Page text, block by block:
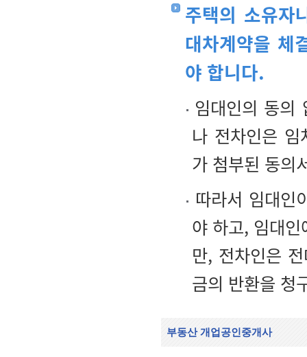
주택의 소유자
대차계약을 체
야 합니다.
임대인의 동의
나 전차인은
가 첨부된 동의
따라서 임대인
야 하고, 임대
만, 전차인은
금의 반환을 청
부동산 개업공인중개사